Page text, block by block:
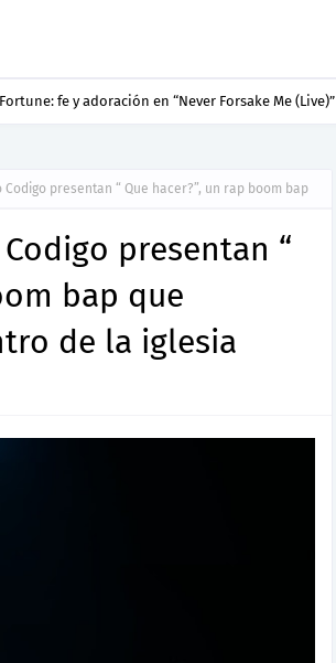
fe y adoración en “Never Forsake Me (Live)”
Codigo presentan “ Que hacer?”, un rap boom bap
presentan “
bap que
de la iglesia